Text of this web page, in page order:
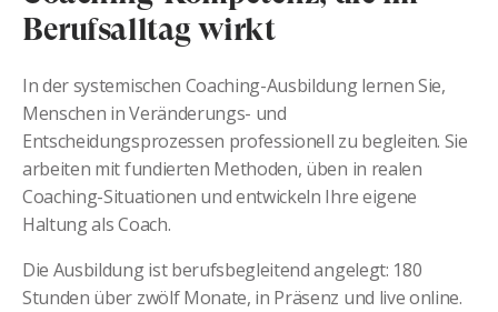
Berufsalltag wirkt
In der systemischen Coaching-Ausbildung lernen Sie,
Menschen in Veränderungs- und
Entscheidungsprozessen professionell zu begleiten. Sie
arbeiten mit fundierten Methoden, üben in realen
Coaching-Situationen und entwickeln Ihre eigene
Haltung als Coach.
Die Ausbildung ist berufsbegleitend angelegt: 180
Stunden über zwölf Monate, in Präsenz und live online.